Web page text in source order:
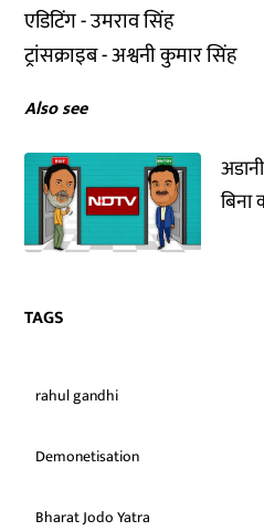
एडिटिंग - उमराव सिंह
ट्रांसक्राइब - अश्वनी कुमार सिंह
Also see
बिना
TAGS
rahul gandhi
Demonetisation
Bharat Jodo Yatra